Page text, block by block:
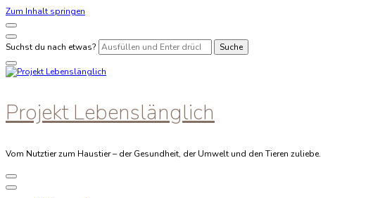
Zum Inhalt springen
Suchst du nach etwas?
Projekt Lebenslänglich
Vom Nutztier zum Haustier – der Gesundheit, der Umwelt und den Tieren zuliebe.